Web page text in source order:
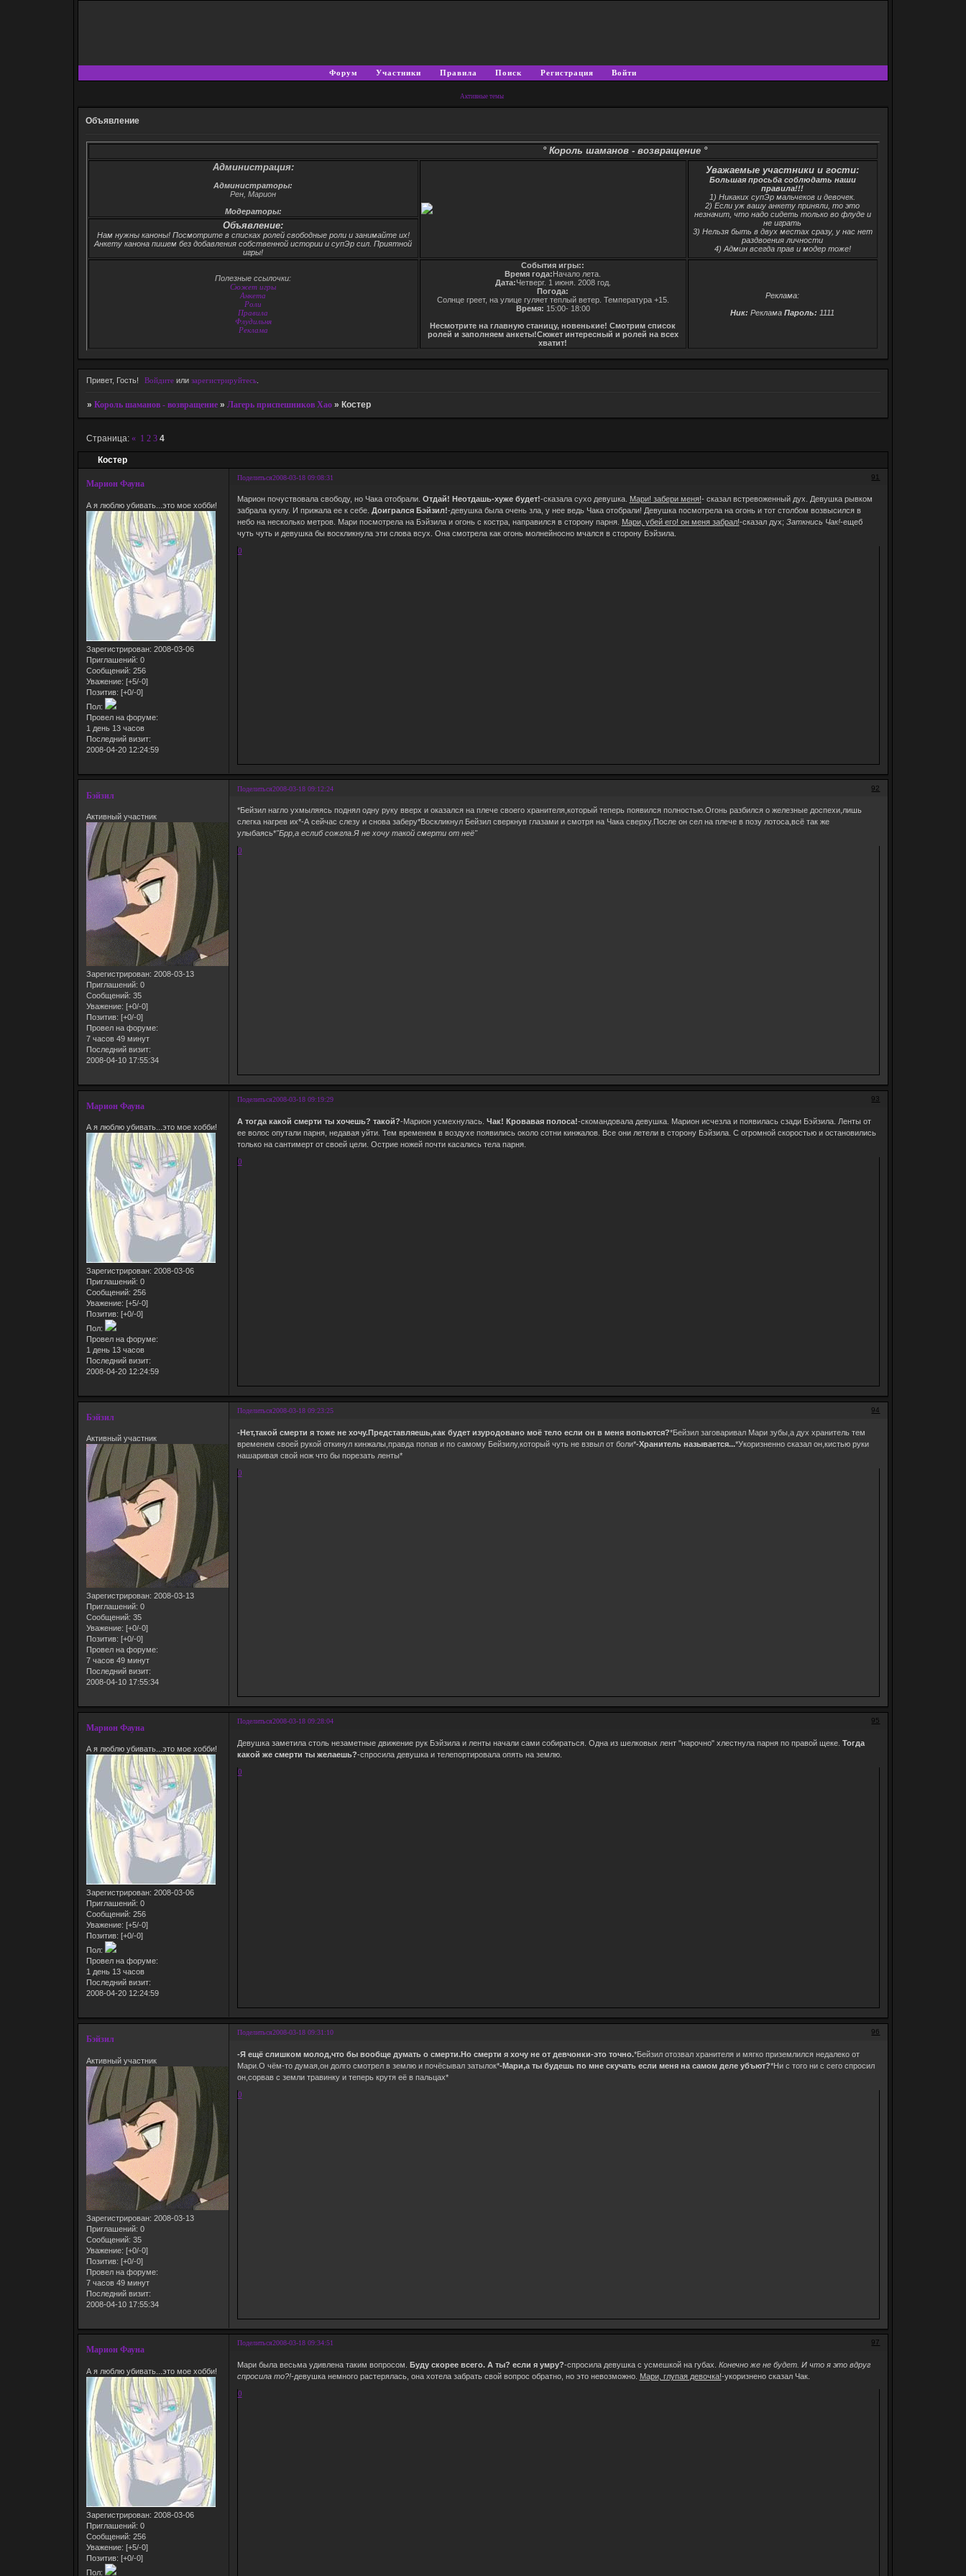
Форум Участники Правила Поиск Регистрация Войти
Активные темы
Объявление
° Король шаманов - возвращение °
Администрация:
Администраторы:
Рен, Марион
Модераторы:
Уважаемые участники и гости:
Большая просьба соблюдать наши
правила!!!
1) Никаких супЭр мальчеков и девочек.
2) Если уж вашу анкету приняли, то это
незначит, что надо сидеть только во флуде и
не играть
3) Нельзя быть в двух местах сразу, у нас нет
раздвоения личности
4) Админ всегда прав и модер тоже!
Объявление:
Нам нужны каноны! Посмотрите в списках ролей свободные роли и занимайте их!
Анкету канона пишем без добавления собственной истории и супЭр сил. Приятной
игры!
Полезные ссылочки:
Сюжет игры
Анкета
Роли
Правила
Флудильня
Реклама
События игры::
Время года:Начало лета.
Дата:Четверг. 1 июня. 2008 год.
Погода:
Солнце греет, на улице гуляет теплый ветер. Температура +15.
Время: 15:00- 18:00
Несмотрите на главную станицу, новенькие! Смотрим список
ролей и заполняем анкеты!Сюжет интересный и ролей на всех
хватит!
Реклама:
Ник:РекламаПароль: 1111
Привет, Гость! Войдите илизарегистрируйтесь
» Король шаманов - возвращение » Лагерь приспешников Хао » Костер
Костер
Страница: « 1 2 3 4
Поделиться 91
2008-03-18 09:08:31
Марион Фауна
А я люблю убивать...это мое хобби!
Зарегистрирован: 2008-03-06
Приглашений: 0
Сообщений: 256
Уважение: [+5/-0]
Позитив: [+0/-0]
Пол:
Провел на форуме:
1 день 13 часов
Последний визит:
2008-04-20 12:24:59
Марион почуствовала свободу, но Чака отобрали. Отдай! Неотдашь-хуже будет!-сказала сухо девушка. Мари! забери меня!- сказал встревоженный дух. Девушка рывком
забрала куклу. И прижала ее к себе. Доигрался Бэйзил!-девушка была очень зла, у нее ведь Чака отобрали! Девушка посмотрела на огонь и тот столбом возвысился в
небо на несколько метров. Мари посмотрела на Бэйзила и огонь с костра, направился в сторону парня. Мари, убей его! он меня забрал!-сказал дух; Заткнись Чак!-ещеб
чуть чуть и девушка бы воскликнула эти слова всух. Она смотрела как огонь молнейносно мчался в сторону Бэйзила.
0
Поделиться 92
2008-03-18 09:12:24
Бэйзил
Активный участник
Зарегистрирован: 2008-03-13
Приглашений: 0
Сообщений: 35
Уважение: [+0/-0]
Позитив: [+0/-0]
Провел на форуме:
7 часов 49 минут
Последний визит:
2008-04-10 17:55:34
*Бейзил нагло ухмыляясь поднял одну руку вверх и оказался на плече своего хранителя,который теперь появился полностью.Огонь разбился о железные доспехи,лишь
слегка нагрев их*-А сейчас слезу и снова заберу*Воскликнул Бейзил сверкнув глазами и смотря на Чака сверху.После он сел на плече в позу лотоса,всё так же
улыбаясь*"Брр,а еслиб сожгла.Я не хочу такой смерти от неё"
0
Поделиться 93
2008-03-18 09:19:29
Марион Фауна
А я люблю убивать...это мое хобби!
Зарегистрирован: 2008-03-06
Приглашений: 0
Сообщений: 256
Уважение: [+5/-0]
Позитив: [+0/-0]
Пол:
Провел на форуме:
1 день 13 часов
Последний визит:
2008-04-20 12:24:59
А тогда какой смерти ты хочешь? такой?-Марион усмехнулась. Чак! Кровавая полоса!-скомандовала девушка. Марион исчезла и появилась сзади Бэйзила. Ленты от
ее волос опутали парня, недавая уйти. Тем временем в воздухе появились около сотни кинжалов. Все они летели в сторону Бэйзила. С огромной скоростью и остановились
только на сантимерт от своей цели. Острие ножей почти касались тела парня.
0
Поделиться 94
2008-03-18 09:23:25
Бэйзил
Активный участник
Зарегистрирован: 2008-03-13
Приглашений: 0
Сообщений: 35
Уважение: [+0/-0]
Позитив: [+0/-0]
Провел на форуме:
7 часов 49 минут
Последний визит:
2008-04-10 17:55:34
-Нет,такой смерти я тоже не хочу.Представляешь,как будет изуродовано моё тело если он в меня вопьются?*Бейзил заговаривал Мари зубы,а дух хранитель тем
временем своей рукой откинул кинжалы,правда попав и по самому Бейзилу,который чуть не взвыл от боли*-Хранитель называется...*Укоризненно сказал он,кистью руки
нашаривая свой нож что бы порезать ленты*
0
Поделиться 95
2008-03-18 09:28:04
Марион Фауна
А я люблю убивать...это мое хобби!
Зарегистрирован: 2008-03-06
Приглашений: 0
Сообщений: 256
Уважение: [+5/-0]
Позитив: [+0/-0]
Пол:
Провел на форуме:
1 день 13 часов
Последний визит:
2008-04-20 12:24:59
Девушка заметила столь незаметные движение рук Бэйзила и ленты начали сами собираться. Одна из шелковых лент "нарочно" хлестнула парня по правой щеке. Тогда
какой же смерти ты желаешь?-спросила девушка и телепортировала опять на землю.
0
Поделиться 96
2008-03-18 09:31:10
Бэйзил
Активный участник
Зарегистрирован: 2008-03-13
Приглашений: 0
Сообщений: 35
Уважение: [+0/-0]
Позитив: [+0/-0]
Провел на форуме:
7 часов 49 минут
Последний визит:
2008-04-10 17:55:34
-Я ещё слишком молод,что бы вообще думать о смерти.Но смерти я хочу не от девчонки-это точно.*Бейзил отозвал хранителя и мягко приземлился недалеко от
Мари.О чём-то думая,он долго смотрел в землю и почёсывал затылок*-Мари,а ты будешь по мне скучать если меня на самом деле убъют?*Ни с того ни с сего спросил
он,сорвав с земли травинку и теперь крутя её в пальцах*
0
Поделиться 97
2008-03-18 09:34:51
Марион Фауна
А я люблю убивать...это мое хобби!
Зарегистрирован: 2008-03-06
Приглашений: 0
Сообщений: 256
Уважение: [+5/-0]
Позитив: [+0/-0]
Пол:
Мари была весьма удивлена таким вопросом. Буду скорее всего. А ты? если я умру?-спросила девушка с усмешкой на губах. Конечно же не будет. И что я это вдруг
спросила то?!-девушка немного растерялась, она хотела забрать свой вопрос обратно, но это невозможно. Мари, глупая девочка!-укоризнено сказал Чак.
0